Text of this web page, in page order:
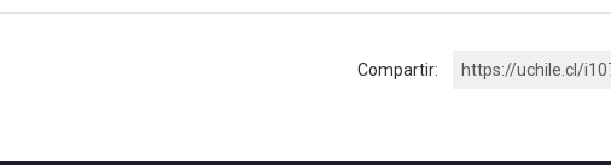
Compartir: https://uchile.cl/